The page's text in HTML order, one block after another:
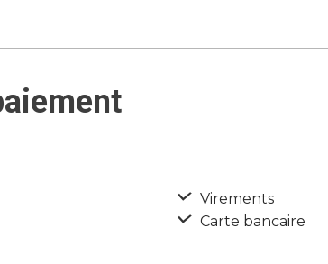
Virements
Carte bancaire